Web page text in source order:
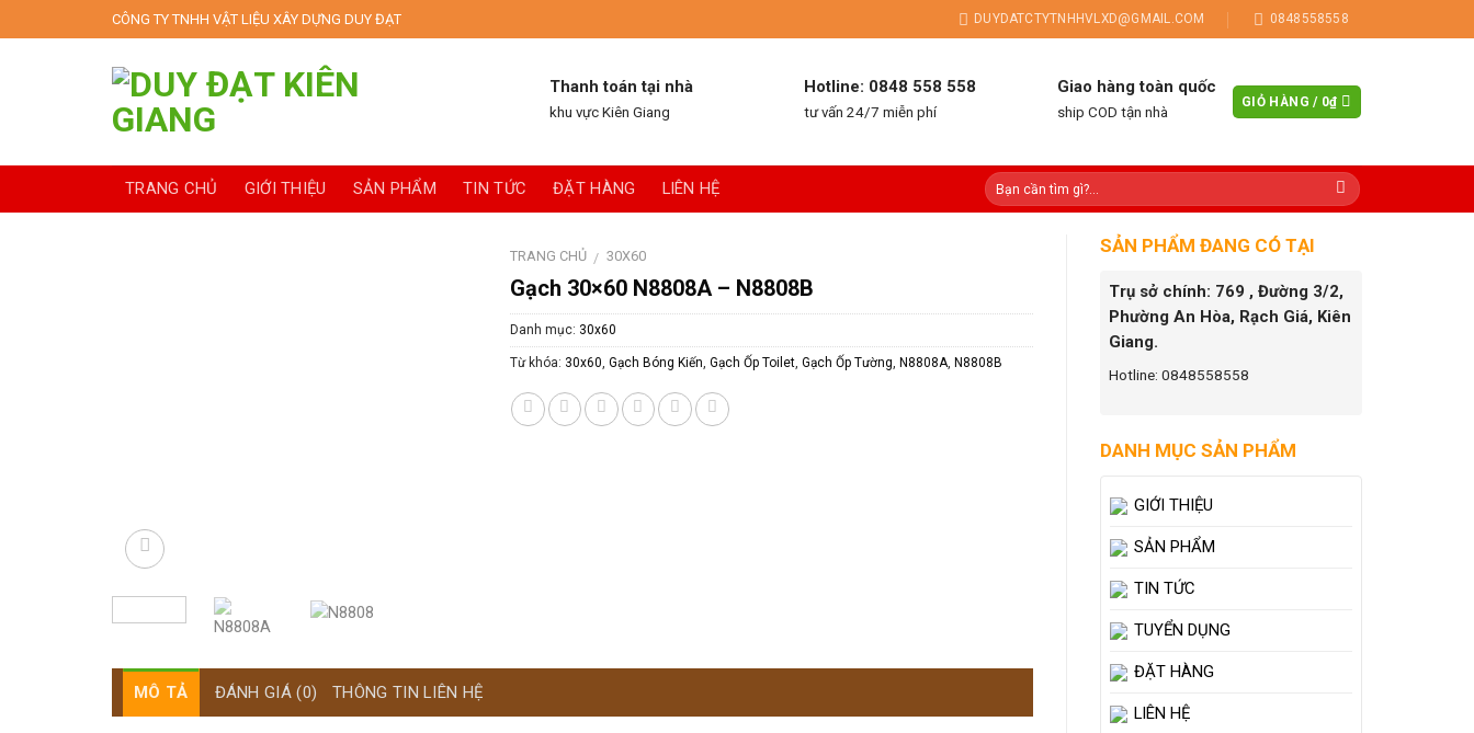
to
CÔNG TY TNHH VẬT LIỆU XÂY DỰNG DUY ĐẠT DUYDATCTYTNHHVLXD@GMAIL.COM 0848558558
Thanh toán tại nhà
khu vực Kiên Giang
Hotline: 0848 558 558
tư vấn 24/7 miễn phí
Giao hàng toàn quốc
ship COD tận nhà
GIỎ HÀNG / 0₫
TRANG CHỦ GIỚI THIỆU SẢN PHẨM TIN TỨC ĐẶT HÀNG LIÊN HỆ
TRANG CHỦ / 30X60
Gạch 30×60 N8808A – N8808B
Danh mục: 30x60
Từ khóa: 30x60, Gạch Bóng Kiến, Gạch Ốp Toilet, Gạch Ốp Tường, N8808A, N8808B
MÔ TẢ ĐÁNH GIÁ (0) THÔNG TIN LIÊN HỆ
SẢN PHẨM ĐANG CÓ TẠI
Trụ sở chính: 769 , Đường 3/2,
Phường An Hòa, Rạch Giá, Kiên
Giang.
Hotline: 0848558558
DANH MỤC SẢN PHẨM
GIỚI THIỆU
SẢN PHẨM
TIN TỨC
TUYỂN DỤNG
ĐẶT HÀNG
LIÊN HỆ